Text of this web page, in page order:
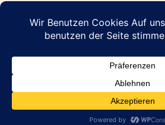
© 2026 Abraham